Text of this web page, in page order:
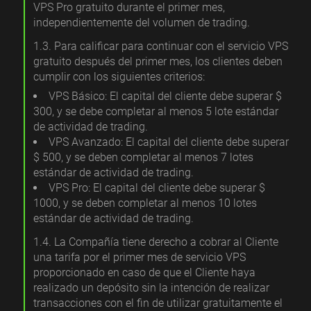
VPS Pro gratuito durante el primer mes,
independientemente del volumen de trading.
1.3. Para calificar para continuar con el servicio VPS
gratuito después del primer mes, los clientes deben
cumplir con los siguientes criterios:
VPS Básico: El capital del cliente debe superar $
300, y se debe completar al menos 5 lote estándar
de actividad de trading.
VPS Avanzado: El capital del cliente debe superar
$ 500, y se deben completar al menos 7 lotes
estándar de actividad de trading.
VPS Pro: El capital del cliente debe superar $
1000, y se deben completar al menos 10 lotes
estándar de actividad de trading.
1.4. La Compañía tiene derecho a cobrar al Cliente
una tarifa por el primer mes de servicio VPS
proporcionado en caso de que el Cliente haya
realizado un depósito sin la intención de realizar
transacciones con el fin de utilizar gratuitamente el